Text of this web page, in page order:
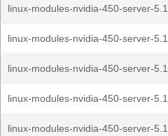
linux-modules-nvidia-450-server-
linux-modules-nvidia-450-server-
linux-modules-nvidia-450-server-
linux-modules-nvidia-450-server-
linux-modules-nvidia-450-server-